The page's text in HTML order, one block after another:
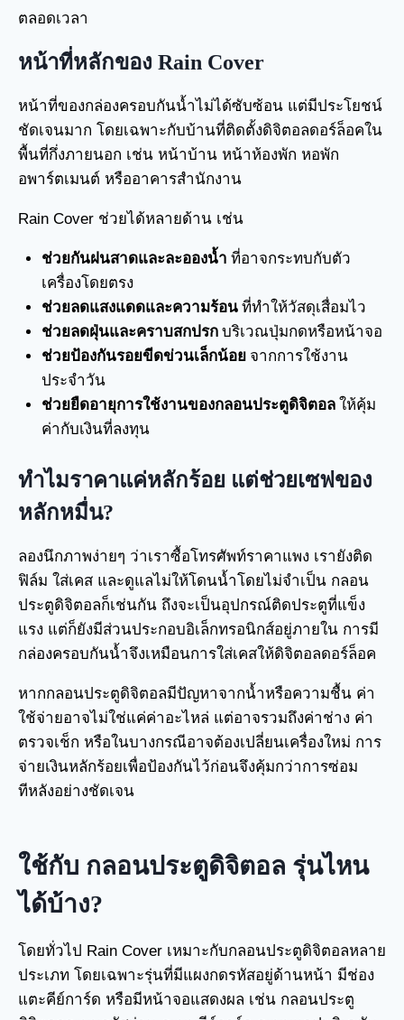
ตลอดเวลา
หน้าที่หลักของ Rain Cover
หน้าที่ของกล่องครอบกันน้ำไม่ได้ซับซ้อน แต่มีประโยชน์
ชัดเจนมาก โดยเฉพาะกับบ้านที่ติดตั้งดิจิตอลดอร์ล็อคใน
พื้นที่กึ่งภายนอก เช่น หน้าบ้าน หน้าห้องพัก หอพัก
อพาร์ตเมนต์ หรืออาคารสำนักงาน
Rain Cover ช่วยได้หลายด้าน เช่น
ช่วยกันฝนสาดและละอองน้ำ ที่อาจกระทบกับตัว
เครื่องโดยตรง
ช่วยลดแสงแดดและความร้อนที่ทำให้วัสดุเสื่อมไว
ช่วยลดฝุ่นและคราบสกปรกบริเวณปุ่มกดหรือหน้าจอ
ช่วยป้องกันรอยขีดข่วนเล็กน้อยจากการใช้งาน
ประจำวัน
ช่วยยืดอายุการใช้งานของกลอนประตูดิจิตอลให้คุ้ม
ค่ากับเงินที่ลงทุน
ทำไมราคาแค่หลักร้อย แต่ช่วยเซฟของ
หลักหมื่น?
ลองนึกภาพง่ายๆ ว่าเราซื้อโทรศัพท์ราคาแพง เรายังติด
ฟิล์ม ใส่เคส และดูแลไม่ให้โดนน้ำโดยไม่จำเป็น กลอน
ประตูดิจิตอลก็เช่นกัน ถึงจะเป็นอุปกรณ์ติดประตูที่แข็ง
แรง แต่ก็ยังมีส่วนประกอบอิเล็กทรอนิกส์อยู่ภายใน การมี
กล่องครอบกันน้ำจึงเหมือนการใส่เคสให้ดิจิตอลดอร์ล็อค
หากกลอนประตูดิจิตอลมีปัญหาจากน้ำหรือความชื้น ค่า
ใช้จ่ายอาจไม่ใช่แค่ค่าอะไหล่ แต่อาจรวมถึงค่าช่าง ค่า
ตรวจเช็ก หรือในบางกรณีอาจต้องเปลี่ยนเครื่องใหม่ การ
จ่ายเงินหลักร้อยเพื่อป้องกันไว้ก่อนจึงคุ้มกว่าการซ่อม
ทีหลังอย่างชัดเจน
ใช้กับ กลอนประตูดิจิตอล รุ่นไหน
ได้บ้าง?
โดยทั่วไป Rain Cover เหมาะกับกลอนประตูดิจิตอลหลาย
ประเภท โดยเฉพาะรุ่นที่มีแผงกดรหัสอยู่ด้านหน้า มีช่อง
แตะคีย์การ์ด หรือมีหน้าจอแสดงผล เช่น กลอนประตู